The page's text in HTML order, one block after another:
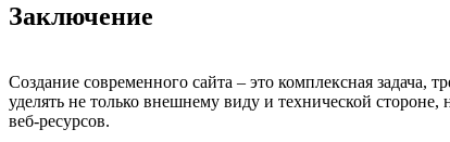
Заключение
Создание современного сайта – это комплексная задача,
уделять не только внешнему виду и технической
веб-ресурсов.